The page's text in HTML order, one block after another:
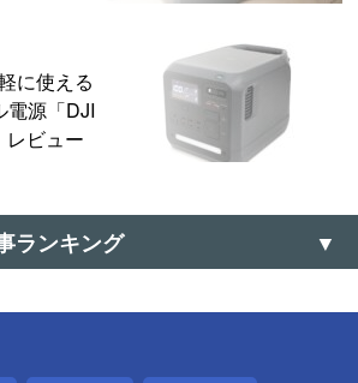
に使える
電源「DJI
ビュー
ランキング
！「すだれ」をクリップで網戸に掛け